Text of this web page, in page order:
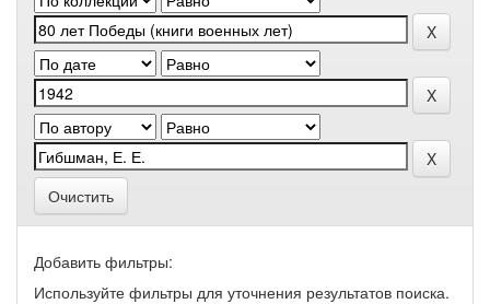
Очистить
Добавить фильтры:
Используйте фильтры для уточнения результатов поиска.